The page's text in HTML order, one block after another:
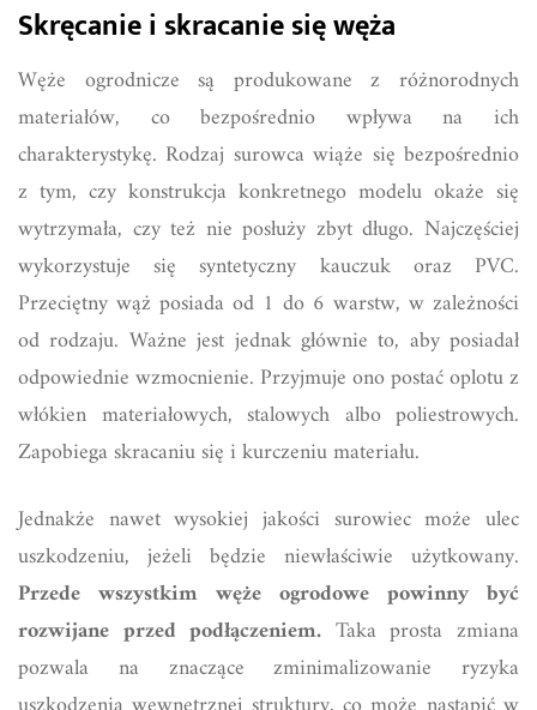
Skręcanie i skracanie się węża
Węże ogrodnicze są produkowane z różnorodnych
materiałów, co bezpośrednio wpływa na ich
charakterystykę. Rodzaj surowca wiąże się bezpośrednio
z tym, czy konstrukcja konkretnego modelu okaże się
wytrzymała, czy też nie posłuży zbyt długo. Najczęściej
wykorzystuje się syntetyczny kauczuk oraz PVC.
Przeciętny wąż posiada od 1 do 6 warstw, w zależności
od rodzaju. Ważne jest jednak głównie to, aby posiadał
odpowiednie wzmocnienie. Przyjmuje ono postać oplotu z
włókien materiałowych, stalowych albo poliestrowych.
Zapobiega skracaniu się i kurczeniu materiału.
Jednakże nawet wysokiej jakości surowiec może ulec
uszkodzeniu, jeżeli będzie niewłaściwie użytkowany.
Przede wszystkim węże ogrodowe powinny być
rozwijane przed podłączeniem. Taka prosta zmiana
pozwala na znaczące zminimalizowanie ryzyka